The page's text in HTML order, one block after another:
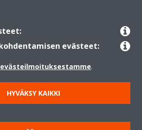
Copyright © Daikin
Evästeilmoitus
Tietosuojakäytäntö
evästeet:
evästeilmoituksestamme.
HYVÄKSY KAIKKI